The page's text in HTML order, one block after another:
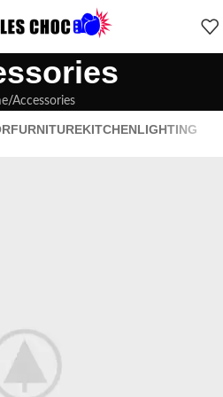
Accessories
FURNITUREKITCHENLIGHTING